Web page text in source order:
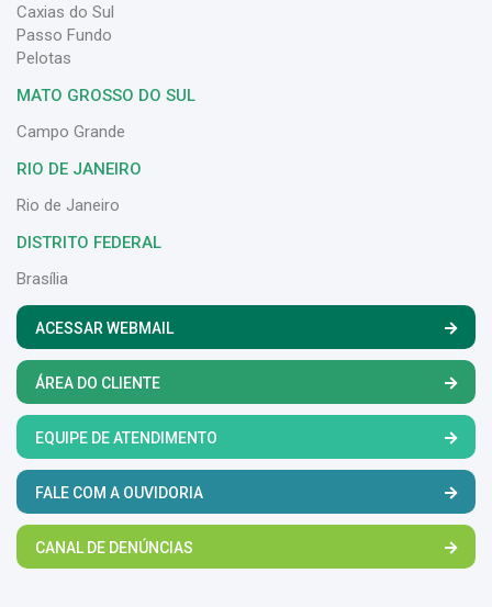
Caxias do Sul
Passo Fundo
Pelotas
MATO GROSSO DO SUL
Campo Grande
RIO DE JANEIRO
Rio de Janeiro
DISTRITO FEDERAL
Brasília
ACESSAR WEBMAIL
ÁREA DO CLIENTE
EQUIPE DE ATENDIMENTO
FALE COM A OUVIDORIA
CANAL DE DENÚNCIAS